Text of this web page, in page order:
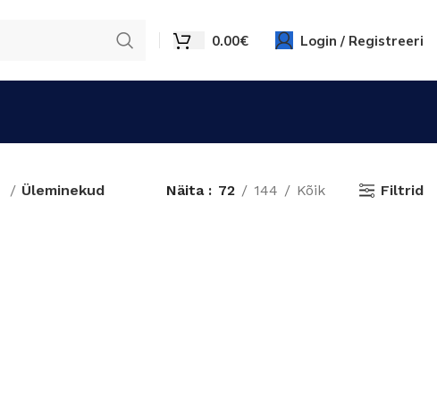
0.00€ Login / Registreeri
Üleminekud Näita 72 144 Kõik Filtrid